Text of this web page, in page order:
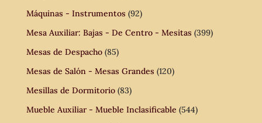
Máquinas - Instrumentos (92)
Mesa Auxiliar: Bajas - De Centro - Mesitas (399)
Mesas de Despacho (85)
Mesas de Salón - Mesas Grandes (120)
Mesillas de Dormitorio (83)
Mueble Auxiliar - Mueble Inclasificable (544)